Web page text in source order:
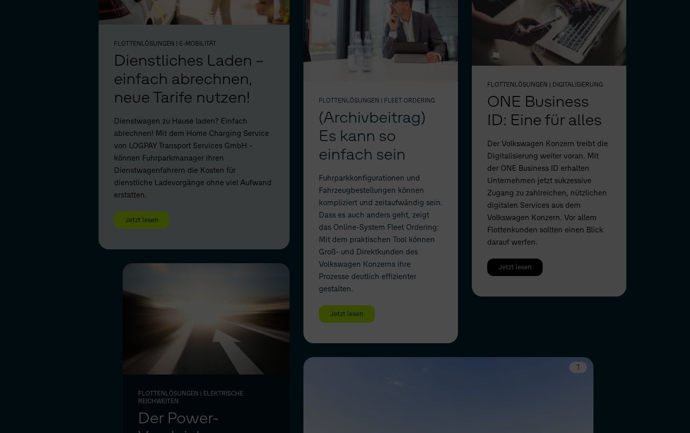
FLOTTENLÖSUNGEN | E-MOBILITÄT
Dienstliches Laden –
einfach abrechnen,
neue Tarife nutzen!
Dienstwagen zu Hause laden? Einfach
abrechnen! Mit dem Home Charging Service
von LOGPAY Transport Services GmbH –
können Fuhrparkmanager ihren
Dienstwagenfahrern die Kosten für
dienstliche Ladevorgänge ohne viel Aufwand
erstatten.
Jetzt lesen
FLOTTENLÖSUNGEN
| ELEKTRISCHE
REICHWEITEN
Der Power-
FLOTTENLÖSUNGEN | FLEET ORDERING
(Archivbeitrag)
Es kann so
einfach sein
Fuhrparkkonfigurationen und
Fahrzeugbestellungen können
kompliziert und zeitaufwändig sein.
Dass es auch anders geht, zeigt
das Online-System Fleet Ordering:
Mit dem praktischen Tool können
Groß- und Direktkunden des
Volkswagen Konzerns ihre
Prozesse deutlich effizienter
gestalten.
Jetzt lesen
FLOTTENLÖSUNGEN | DIGITALISIERUNG
ONE Business
ID: Eine für alles
Der Volkswagen Konzern treibt die
Digitalisierung weiter voran. Mit
der ONE Business ID erhalten
Unternehmen jetzt sukzessive
Zugang zu zahlreichen, nützlichen
digitalen Services aus dem
Volkswagen Konzern. Vor allem
Flottenkunden sollten einen Blick
darauf werfen.
Jetzt lesen
1